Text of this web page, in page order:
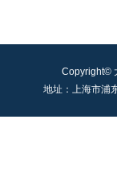
Copyright©
地址：上海市浦